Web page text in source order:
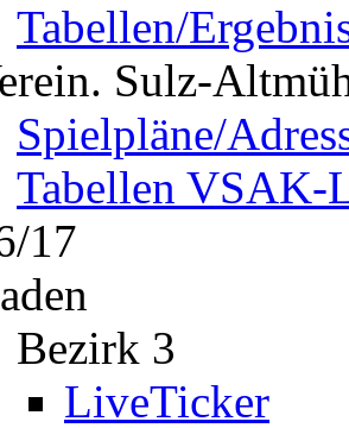
Tabellen/
Sulz-
Spielpläne/
Tabellen VSAK-
17
Bezirk 3
LiveTicker